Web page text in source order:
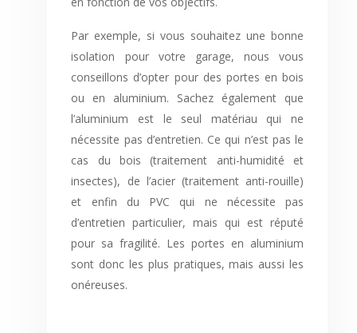
Par exemple, si vous souhaitez une bonne
isolation pour votre garage, nous vous
conseillons d’opter pour des portes en bois
ou en aluminium. Sachez également que
l’aluminium est le seul matériau qui ne
nécessite pas d’entretien. Ce qui n’est pas le
cas du bois (traitement anti-humidité et
insectes), de l’acier (traitement anti-rouille)
et enfin du PVC qui ne nécessite pas
d’entretien particulier, mais qui est réputé
pour sa fragilité. Les portes en aluminium
sont donc les plus pratiques, mais aussi les
onéreuses.